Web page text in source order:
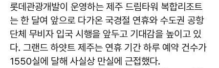
롯데관광개발이 운영하는 제주 드림타워 복합리조트
는 한 달여 앞으로 다가온 국경절 연휴와 수도권 공항
단체 무비자 입국 시행을 앞두고 기대감을 높이고 있
다. 그랜드 하얏트 제주는 연휴 기간 하루 예약 건수가
1550실에 달해 사실상 만실에 근접했다.